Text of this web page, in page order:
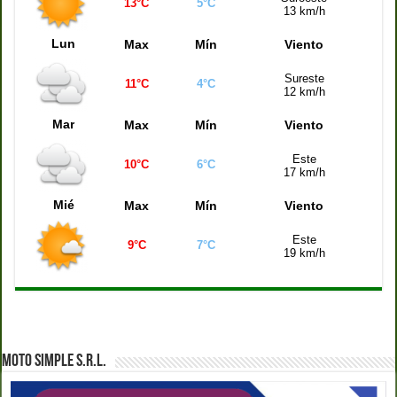
Quiniela Buenos Aires (21:00 hs)
Quiniela Córdoba (21:00 hs)
13°C 5°C
13 km/h
Lun Max Mín Viento
11°C 4°C
Sureste
12 km/h
Mar Max Mín Viento
10°C 6°C
Este
17 km/h
Mié Max Mín Viento
9°C 7°C
Este
19 km/h
MOTO SIMPLE S.R.L.